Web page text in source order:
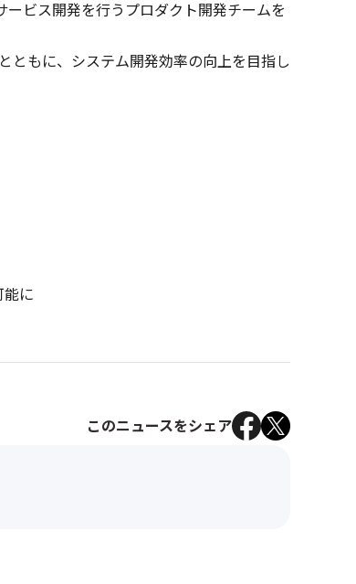
ビス開発を行うプロダクト開発チームを
ともに、システム開発効率の向上を目指し
能に
このニュースをシェア